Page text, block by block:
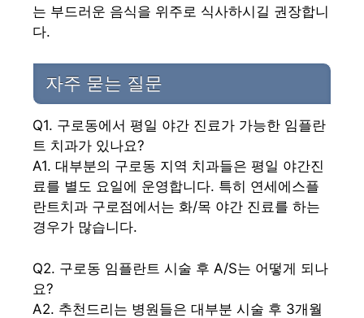
는 부드러운 음식을 위주로 식사하시길 권장합니
다.
자주 묻는 질문
Q1. 구로동에서 평일 야간 진료가 가능한 임플란
트 치과가 있나요?
A1. 대부분의 구로동 지역 치과들은 평일 야간진
료를 별도 요일에 운영합니다. 특히 연세에스플
란트치과 구로점에서는 화/목 야간 진료를 하는
경우가 많습니다.
Q2. 구로동 임플란트 시술 후 A/S는 어떻게 되나
요?
A2. 추천드리는 병원들은 대부분 시술 후 3개월